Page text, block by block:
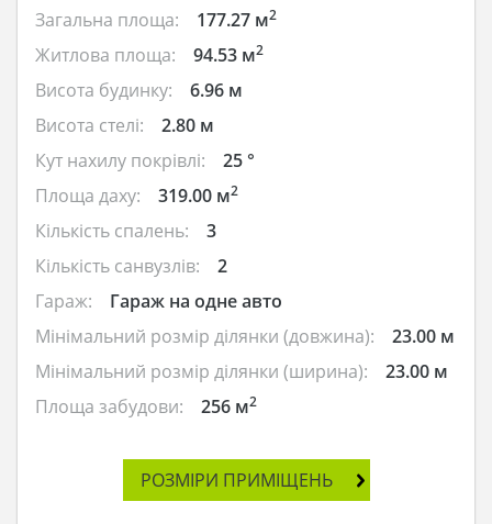
Загальна площа:
177.27 м2
Житлова площа: 94.53 м2
Висота будинку:
6.96 м
Висота стелі:
2.80 м
Кут нахилу покрівлі:
25 °
Площа даху:
319.00 м2
Кількість спалень:
3
Кількість санвузлів:
2
Гараж:
Гараж на одне авто
Мінімальний розмір ділянки (довжина):
23.00 м
Мінімальний розмір ділянки (ширина):
23.00 м
Площа забудови:
256 м2
РОЗМІРИ ПРИМІЩЕНЬ